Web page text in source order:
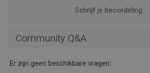
Schrijf je beoordeling.
Community Q&A
Er zijn geen beschikbare vragen.